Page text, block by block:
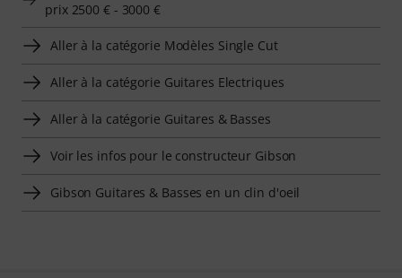
prix 2500 € - 3000 €
Aller à la catégorie Modèles Single Cut
Aller à la catégorie Guitares Electriques
Aller à la catégorie Guitares & Basses
Voir les infos pour le constructeur Gibson
Gibson Guitares & Basses en un clin d'oeil